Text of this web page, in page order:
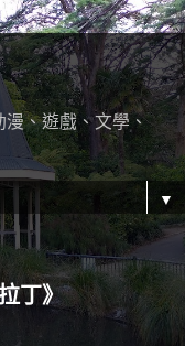
漫、遊戲、文學、
▼
丁》